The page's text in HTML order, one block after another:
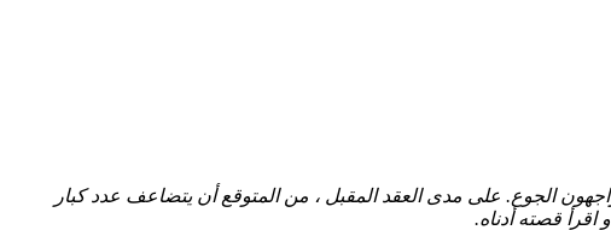
أسرع السكان الذين يعانون من انعدام الأمن الغذائي. حاليا ، واحد من كل 12 من كبار السن يواجهون الجوع. على مدى العقد المقبل ، من المتوقع أن يتضاعف عدد كبار